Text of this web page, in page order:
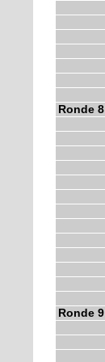
Ronde 8
Ronde 9